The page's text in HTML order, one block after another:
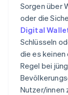
Sorgen über
oder die
Digital
Schlüsseln
die es
Regel bei
Nutzer/innen